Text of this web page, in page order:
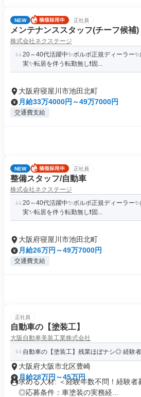
NEW 正社員
メンテナンススタッフ(チーフ候補)
株式会社ネクステージ
20～40代活躍中✨ボルボ正規ディーラー
実✨転居を伴う転勤無し❗固...
大阪府寝屋川市池田北町
月給33万4000円～49万7000円
交通費支給
NEW 正社員
整備スタッフ/自動車
株式会社ネクステージ
20～40代活躍中✨ボルボ正規ディーラー
実✨転居を伴う転勤無し❗固...
大阪府寝屋川市池田北町
月給26万円～49万7000円
交通費支給
正社員
自動車の【塗装工】
大阪自動車美装工業株式会社
自動車の【塗装工】残業ほぼナシ◎ 経験
大阪府大阪市北区豊崎
月給28万円～45万円
求める人材: ＜経験年数不問！経験者
◎応募条件：車塗装の実務経...